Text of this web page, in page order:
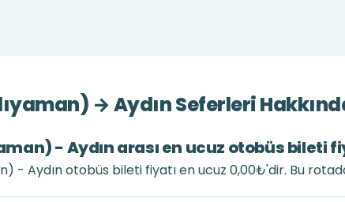
→ Aydın Seferleri
- Aydın arası en ucuz otobüs bileti
- Aydın otobüs bileti fiyatı en ucuz 0,00₺'dir. Bu